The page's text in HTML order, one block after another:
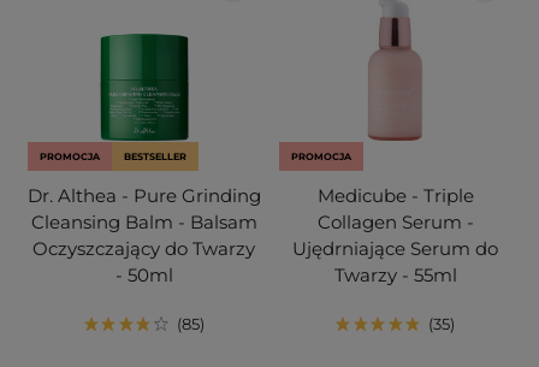
PROMOCJA BESTSELLER
Dr. Althea - Pure Grinding
Cleansing Balm - Balsam
Oczyszczający do Twarzy
- 50ml
85
PROMOCJA
Medicube - Triple
Collagen Serum -
Ujędrniające Serum do
Twarzy - 55ml
35